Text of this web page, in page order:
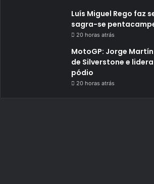
Luís Miguel Rego faz
sagra-se
20 horas atrás
MotoGP: Jorge
de Silverstone e
pódio
20 horas atrás